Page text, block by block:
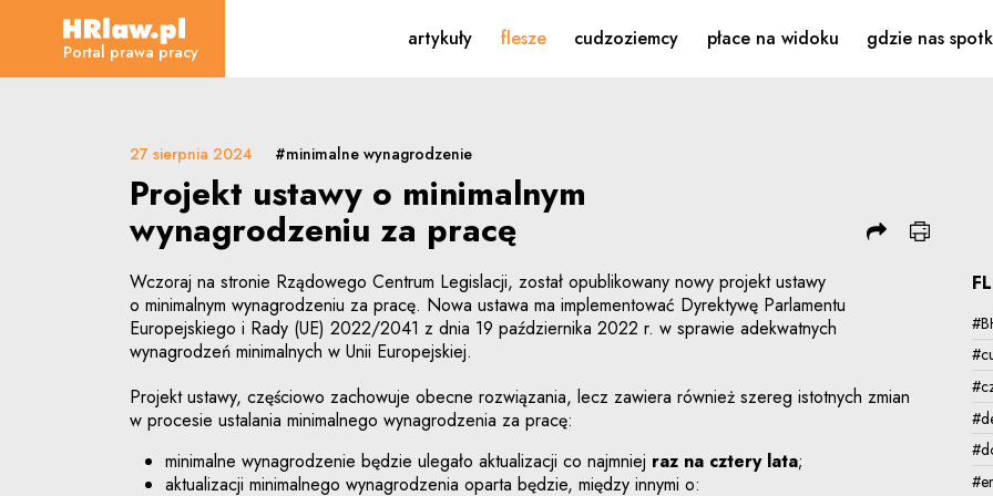
Projekt ustawy o minimalnym wynagrodzeniu
HRLaw.pl
Portal prawa pracy
artykuły flesze cudzoziemcy płace na widoku gdzie nas
27 sierpnia 2024 #minimalne wynagrodzenie
Projekt ustawy o minimalnym
wynagrodzeniu za pracę
Wczoraj na stronie Rządowego Centrum Legislacji, został opublikowany nowy projekt ustawy
o minimalnym wynagrodzeniu za pracę. Nowa ustawa ma implementować Dyrektywę Parlamentu
Europejskiego i Rady (UE) 2022/2041 z dnia 19 października 2022 r. w sprawie adekwatnych
wynagrodzeń minimalnych w Unii Europejskiej.
Projekt ustawy, częściowo zachowuje obecne rozwiązania, lecz zawiera również szereg istotnych zmian
w procesie ustalania minimalnego wynagrodzenia za pracę:
minimalne wynagrodzenie będzie ulegało aktualizacji co najmniej raz na cztery lata;
aktualizacji minimalnego wynagrodzenia oparta będzie, między innymi o: